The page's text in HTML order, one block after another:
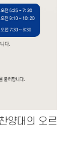
양대의 오르